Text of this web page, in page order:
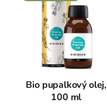
Bio pupalkový olej,
100 ml